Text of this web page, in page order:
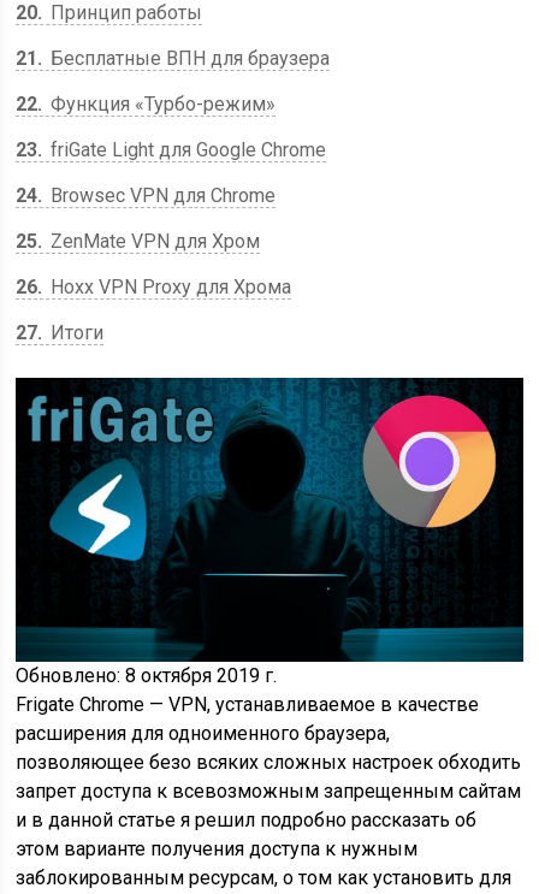
20
Принцип работы
21
Бесплатные ВПН для браузера
22 Функция «Турбо-режим»
23 friGate Light для Google Chrome
24
Browsec VPN для Chrome
25
ZenMate VPN для Хром
26
Hoxx VPN Proxy для Хрома
27
Итоги
Обновлено: 8 октября 2019 г.
Frigate Chrome — VPN, устанавливаемое в качестве
расширения для одноименного браузера,
позволяющее безо всяких сложных настроек обходить
запрет доступа к всевозможным запрещенным сайтам
и в данной статье я решил подробно рассказать об
этом варианте получения доступа к нужным
заблокированным ресурсам, о том как установить для